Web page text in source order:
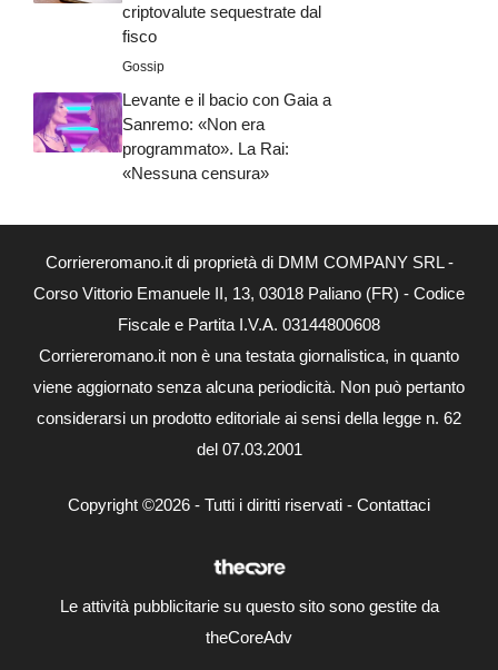
criptovalute sequestrate dal
fisco
Gossip
Levante e il bacio con Gaia a
Sanremo: «Non era
programmato». La Rai:
«Nessuna censura»
Corriereromano.it di proprietà di DMM COMPANY SRL -
Corso Vittorio Emanuele II, 13, 03018 Paliano (FR) - Codice
Fiscale e Partita I.V.A. 03144800608
Corriereromano.it non è una testata giornalistica, in quanto
viene aggiornato senza alcuna periodicità. Non può pertanto
considerarsi un prodotto editoriale ai sensi della legge n. 62
del 07.03.2001
Copyright ©2026 - Tutti i diritti riservati - Contattaci
Le attività pubblicitarie su questo sito sono gestite da
theCoreAdv